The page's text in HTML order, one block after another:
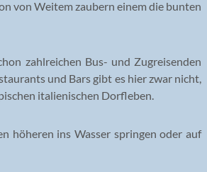
von Weitem zaubern einem die bunten
zahlreichen Bus- und Zugreisenden
und Bars gibt es hier zwar nicht,
italienischen Dorfleben.
höheren ins Wasser springen oder auf